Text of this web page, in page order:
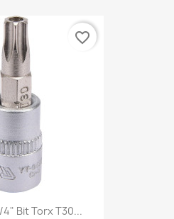
4" Bit Torx T30...
favorite_border